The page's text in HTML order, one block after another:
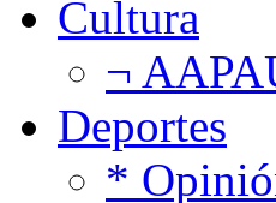
Cultura
¬
Deportes
*